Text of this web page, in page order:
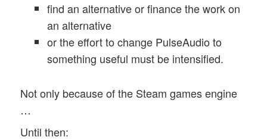
find an alternative or finance the work on
an alternative
or the effort to change PulseAudio to
something useful must be intensified.
Not only because of the Steam games engine
…
Until then: